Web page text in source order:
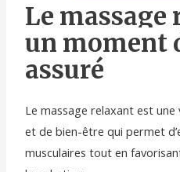
Le massage
un moment
assuré
Le massage relaxant est
et de bien-être qui permet
musculaires tout en